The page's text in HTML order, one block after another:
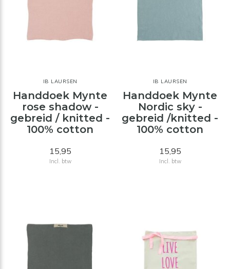
IB LAURSEN
Handdoek Mynte
rose shadow -
gebreid / knitted -
100% cotton
15,95
Incl. btw
IB LAURSEN
Handdoek Mynte
Nordic sky -
gebreid /knitted -
100% cotton
15,95
Incl. btw